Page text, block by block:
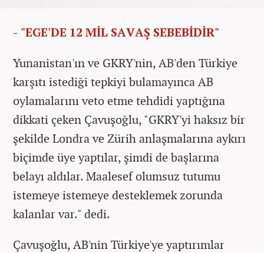
- "EGE'DE 12 MİL SAVAŞ SEBEBİDİR"
Yunanistan'ın ve GKRY'nin, AB'den Türkiye
karşıtı istediği tepkiyi bulamayınca AB
oylamalarını veto etme tehdidi yaptığına
dikkati çeken Çavuşoğlu, "GKRY'yi haksız bir
şekilde Londra ve Zürih anlaşmalarına aykırı
biçimde üye yaptılar, şimdi de başlarına
belayı aldılar. Maalesef olumsuz tutumu
istemeye istemeye desteklemek zorunda
kalanlar var." dedi.
Çavuşoğlu, AB'nin Türkiye'ye yaptırımlar